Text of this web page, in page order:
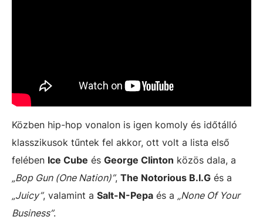
Közben hip-hop vonalon is igen komoly és időtálló
klasszikusok tűntek fel akkor, ott volt a lista első
felében Ice Cube és George Clinton közös dala, a
„Bop Gun (One Nation)”, The Notorious B.I.G és a
„Juicy”, valamint a Salt-N-Pepa és a „None Of Your
Business”.